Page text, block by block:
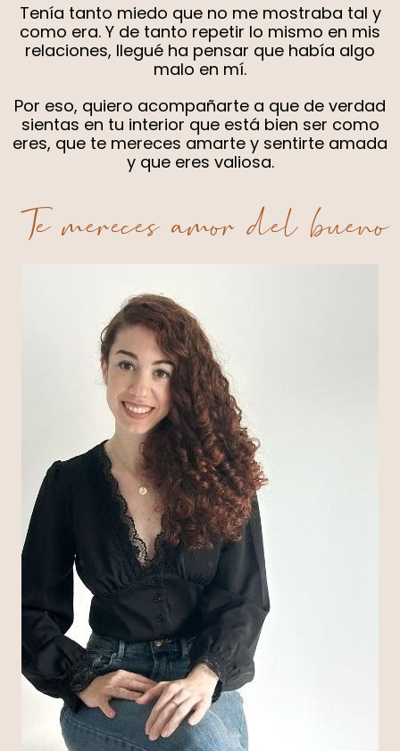
Tenía tanto miedo que no me mostraba tal y
como era. Y de tanto repetir lo mismo en mis
relaciones, llegué ha pensar que había algo
malo en mí.
Por eso, quiero acompañarte a que de verdad
sientas en tu interior que está bien ser como
eres, que te mereces amarte y sentirte amada
y que eres valiosa.
Te mereces amor del bueno